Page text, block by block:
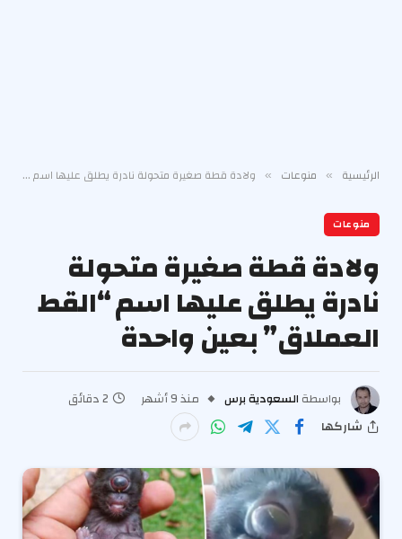
الرئيسية » منوعات » ولادة قطة صغيرة متحولة نادرة يطلق عليها اسم “القط العملاق” بعين واحدة
منوعات
ولادة قطة صغيرة متحولة
نادرة يطلق عليها اسم “القط
العملاق” بعين واحدة
بواسطة السعودية برس منذ 9 أشهر
2 دقائق
شاركها